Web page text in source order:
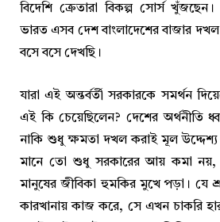
বিদেশি ক্রেতারা বিকল্প সোর্স
ভারত এসব দেশ বাংলাদেশের বাজার
বসে বসে দেখছি।
যারা এই অন্তর্বর্তী সরকারকে সমর্থন
এই কি চেয়েছিলেন? দেশের অর্থনীতি
নাকি শুধু ক্ষমতা দখল করাই মূল উদ্দেশ্য
মানে তো শুধু সরকারের আয় কমা নয়,
মানুষের জীবিকা হুমকির মুখে পড়া। যে
কারখানায় কাজ করে, সে এখন চাকরি